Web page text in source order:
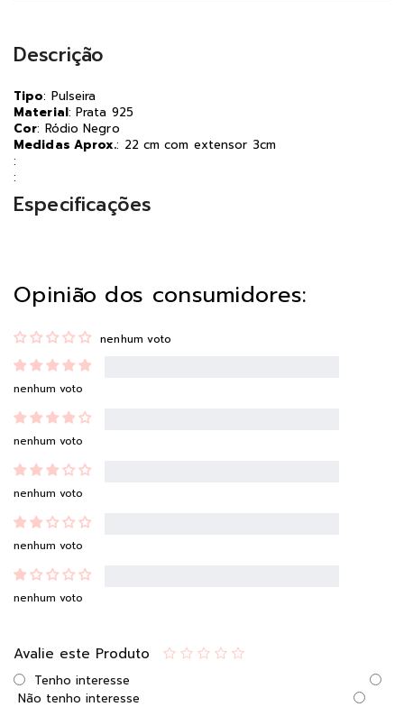
Descrição
Tipo: Pulseira
Material: Prata 925
Cor: Ródio Negro
Medidas Aprox.: 22 cm com extensor 3cm
:
:
Especificações
Opinião dos consumidores:
nenhum voto
nenhum voto
nenhum voto
nenhum voto
nenhum voto
nenhum voto
Avalie este Produto
Tenho interesse
Não tenho interesse